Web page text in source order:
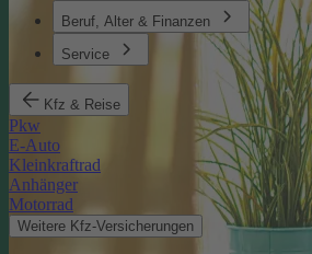
Beruf, Alter & Finanzen
Service
Kfz & Reise
Pkw
E-Auto
Kleinkraftrad
Anhänger
Motorrad
Weitere Kfz-Versicherungen